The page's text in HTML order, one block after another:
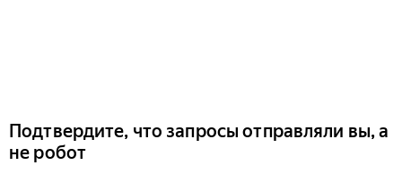
Подтвердите, что запросы отправляли вы, а
не робот